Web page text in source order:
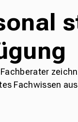
Fachwissen